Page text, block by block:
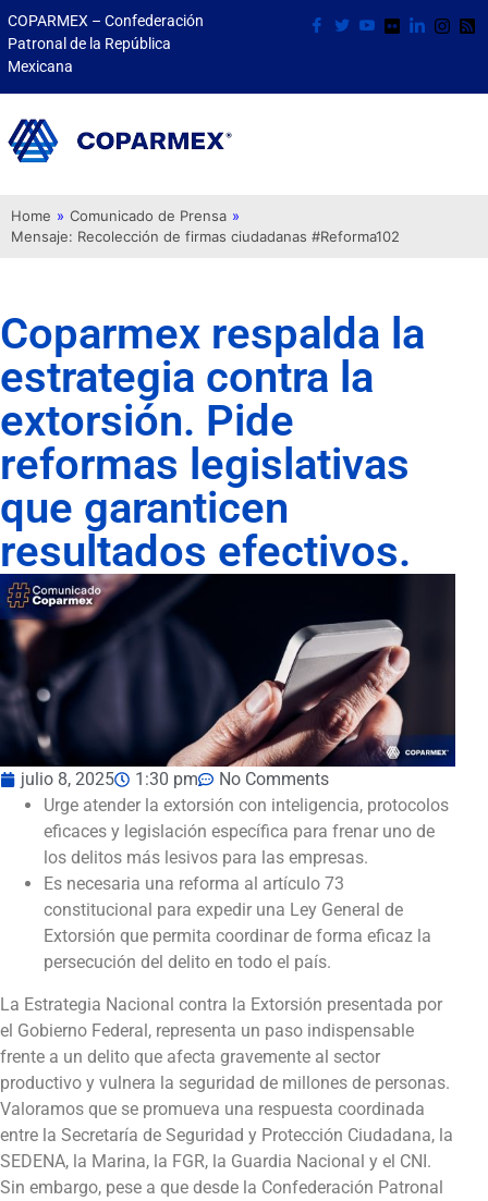
COPARMEX – Confederación
Patronal de la República
Mexicana
Home » Comunicado de Prensa »
Mensaje: Recolección de firmas ciudadanas #Reforma102
Coparmex respalda la
estrategia contra la
extorsión. Pide
reformas legislativas
que garanticen
resultados efectivos.
julio 8, 2025 1:30 pm
No Comments
Urge atender la extorsión con inteligencia, protocolos
eficaces y legislación específica para frenar uno de
los delitos más lesivos para las empresas.
Es necesaria una reforma al artículo 73
constitucional para expedir una Ley General de
Extorsión que permita coordinar de forma eficaz la
persecución del delito en todo el país.
La Estrategia Nacional contra la Extorsión presentada por
el Gobierno Federal, representa un paso indispensable
frente a un delito que afecta gravemente al sector
productivo y vulnera la seguridad de millones de personas.
Valoramos que se promueva una respuesta coordinada
entre la Secretaría de Seguridad y Protección Ciudadana, la
SEDENA, la Marina, la FGR, la Guardia Nacional y el CNI.
Sin embargo, pese a que desde la Confederación Patronal